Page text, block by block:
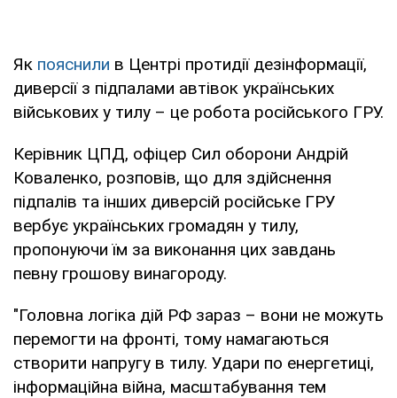
Як пояснили в Центрі протидії дезінформації,
диверсії з підпалами автівок українських
військових у тилу – це робота російського ГРУ.
Керівник ЦПД, офіцер Сил оборони Андрій
Коваленко, розповів, що для здійснення
підпалів та інших диверсій російське ГРУ
вербує українських громадян у тилу,
пропонуючи їм за виконання цих завдань
певну грошову винагороду.
"Головна логіка дій РФ зараз – вони не можуть
перемогти на фронті, тому намагаються
створити напругу в тилу. Удари по енергетиці,
інформаційна війна, масштабування тем